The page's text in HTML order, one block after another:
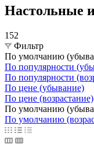
Настольные
152
Фильтр
По умолчанию
По популярности
По популярности
По цене (убывание)
По цене (возрастание)
По умолчанию
По умолчанию